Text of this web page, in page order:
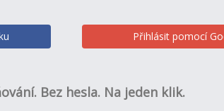
Přihlásit pomocí
Bez hesla. Na jeden klik.